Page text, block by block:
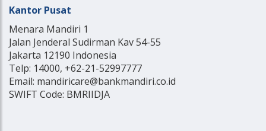
Kantor Pusat
Menara Mandiri 1
Jalan Jenderal Sudirman Kav 54-55
Jakarta 12190 Indonesia
Telp: 14000, +62-21-52997777
Email: mandiricare@bankmandiri.co.id
SWIFT Code: BMRIIDJA